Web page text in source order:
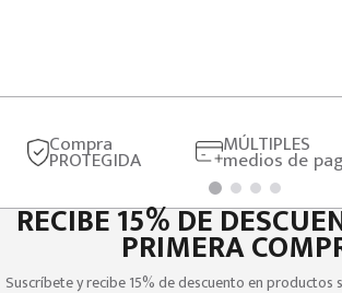
Compra
PROTEGIDA
MÚLTIPLES
medios de
RECIBE 15% DE
PRIMERA
Suscríbete y recibe 15% de descuento en productos